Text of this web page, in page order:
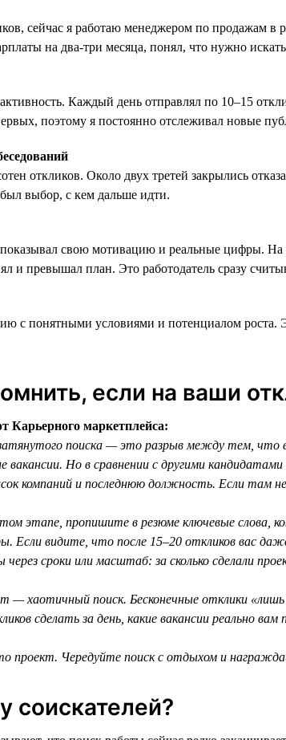
сейчас я работаю менеджером по продажам в
на два-три месяца, понял, что нужно
Каждый день отправлял по 10–15
поэтому я постоянно отслеживал новые
откликов. Около двух третей закрылись
выбор, с кем дальше идти.
свою мотивацию и реальные цифры. На
и превышал план. Это работодатель сразу
с понятными условиями и потенциалом роста.
если на ваши
Карьерного маркетплейса:
поиска — это разрыв между тем,
вакансии. Но в сравнении с другими
компаний и последнюю должность. Если там
этапе, пропишите в резюме ключевые слова,
Если видите, что после 15–20 откликов вас
сроки или масштаб: за сколько сделали
хаотичный поиск. Бесконечные отклики «лишь
сделать за день, какие вакансии реально
Чередуйте поиск с отдыхом и
соискателей?